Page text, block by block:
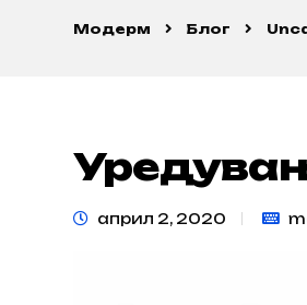
Модерм Блог
април 2, 2020